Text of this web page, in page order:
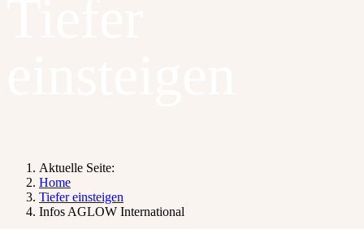
Aktuelle Seite:
Home
Tiefer einsteigen
Infos AGLOW International